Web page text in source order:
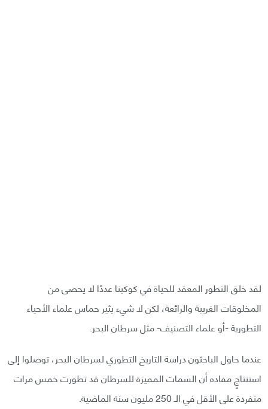
لقد خلق التطور المعقد للحياة في كوكبنا عددًا لا يحصى من
المخلوقات الغريبة والرائعة، لكن لا شيء يثير حماس علماء الأحياء
التطورية -أو علماء التصنيف- مثل سرطان البحر.
عندما حاول الباحثون دراسة التاريخ التطوري لسرطان البحر، توصلوا إلى
استنتاجٍ مفاده أن السمات المميزة للسرطان قد تطورت خمس مرات
منفردة على الأقل في الـ 250 مليون سنة الماضية.